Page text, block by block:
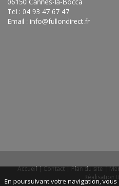
Tel : 04 93 47 67 47
Email : info@fullondirect.fr
Accueil|Contact|Plan du site|
Réalisation
En poursuivant votre navigation,